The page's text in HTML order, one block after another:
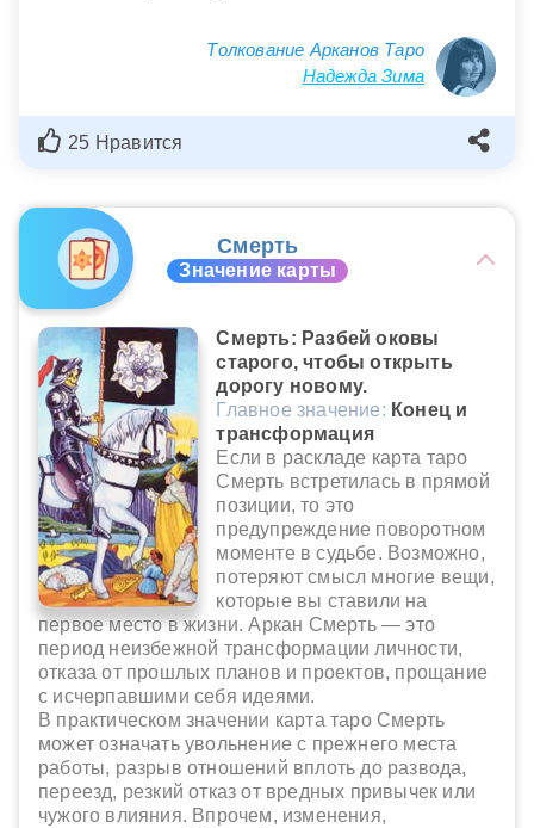
Толкование Арканов Таро
Надежда Зима
25 Нравится
Смерть
Значение карты
Смерть: Разбей оковы
старого, чтобы открыть
дорогу новому.
Главное значение: Конец и
трансформация
Если в раскладе карта таро
Смерть встретилась в прямой
позиции, то это
предупреждение поворотном
моменте в судьбе. Возможно,
потеряют смысл многие вещи,
которые вы ставили на
первое место в жизни. Аркан Смерть — это
период неизбежной трансформации личности,
отказа от прошлых планов и проектов, прощание
с исчерпавшими себя идеями.
В практическом значении карта таро Смерть
может означать увольнение с прежнего места
работы, разрыв отношений вплоть до развода,
переезд, резкий отказ от вредных привычек или
чужого влияния. Впрочем, изменения,